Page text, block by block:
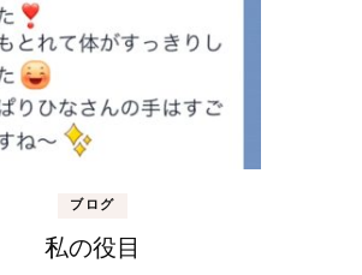
ブログ
私の役目